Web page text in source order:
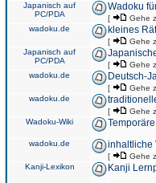
Japanisch auf
PC/PDA
Wadoku
[ Gehe
wadoku.de kleines
[ Gehe
Japanisch auf
PC/PDA
[ Gehe
wadoku.de Deutsch-
[ Gehe
wadoku.de
[ Gehe
Wadoku-Wiki
wadoku.de inhaltliche
[ Gehe
Kanji-Lexikon Kanji